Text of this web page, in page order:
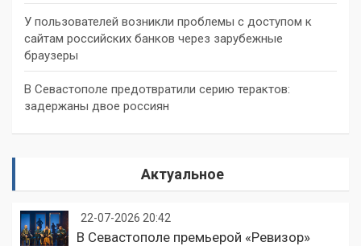
У пользователей возникли проблемы с доступом к
сайтам российских банков через зарубежные
браузеры
В Севастополе предотвратили серию терактов:
задержаны двое россиян
Актуальное
22-07-2026 20:42
В Севастополе премьерой «Ревизор»